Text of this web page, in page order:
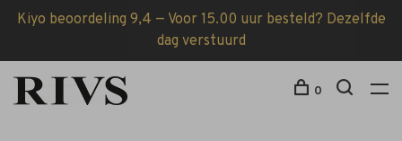
Kiyo beoordeling 9,4 — Voor 15.00 uur besteld? Dezelfde
dag verstuurd
0